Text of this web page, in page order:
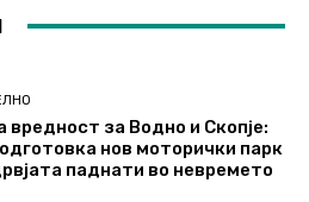
вредност за Водно и Скопје:
нов моторички парк
паднати во невремето